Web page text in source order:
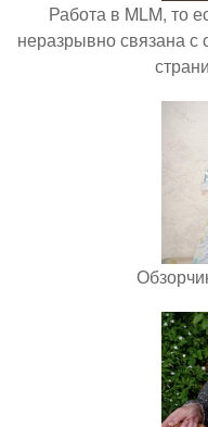
Работа в MLM, то
неразрывно связана с